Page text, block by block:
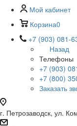
Мой кабинет
Корзина0
+7 (903) 081-
Назад
Телефоны
+7 (903)
+7 (800)
Заказать
г. Петрозаводск, ул.